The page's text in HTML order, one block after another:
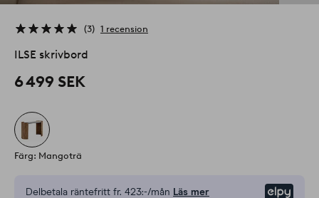
3 1 recension
ILSE skrivbord
6 499 SEK
Färg: Mangoträ
Delbetala räntefritt fr. 423:-/mån Läs mer